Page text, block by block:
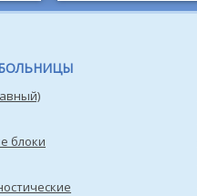
блоки